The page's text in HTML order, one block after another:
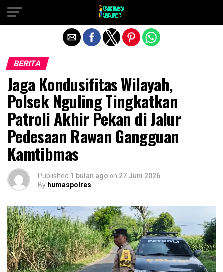
BERITA
Jaga Kondusifitas Wilayah,
Polsek Nguling Tingkatkan
Patroli Akhir Pekan di Jalur
Pedesaan Rawan Gangguan
Kamtibmas
Published 1 bulan ago on 27 Juni 2026
By humaspolres
Exit mobile version